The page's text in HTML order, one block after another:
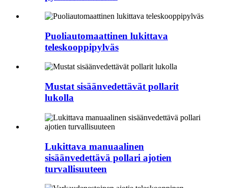
Puoliautomaattinen lukittava
teleskooppipylväs
Mustat sisäänvedettävät pollarit
lukolla
Lukittava manuaalinen
sisäänvedettävä pollari ajotien
turvallisuuteen